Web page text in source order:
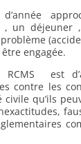
, un déjeuner
engagée.
RCMS est
contre les
civile qu’ils